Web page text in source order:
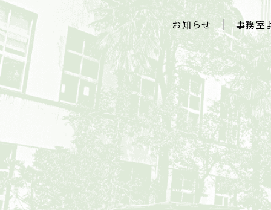
お知らせ 事務室